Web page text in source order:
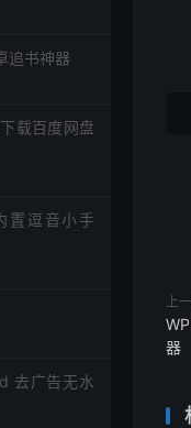
上
器
追书神器
载百度网盘
置逗音小手
去广告无水